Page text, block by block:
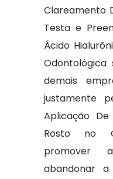
Clareamento
Testa e
Ácido
demais
justamente
Aplicação
Rosto no
promover
abandonar